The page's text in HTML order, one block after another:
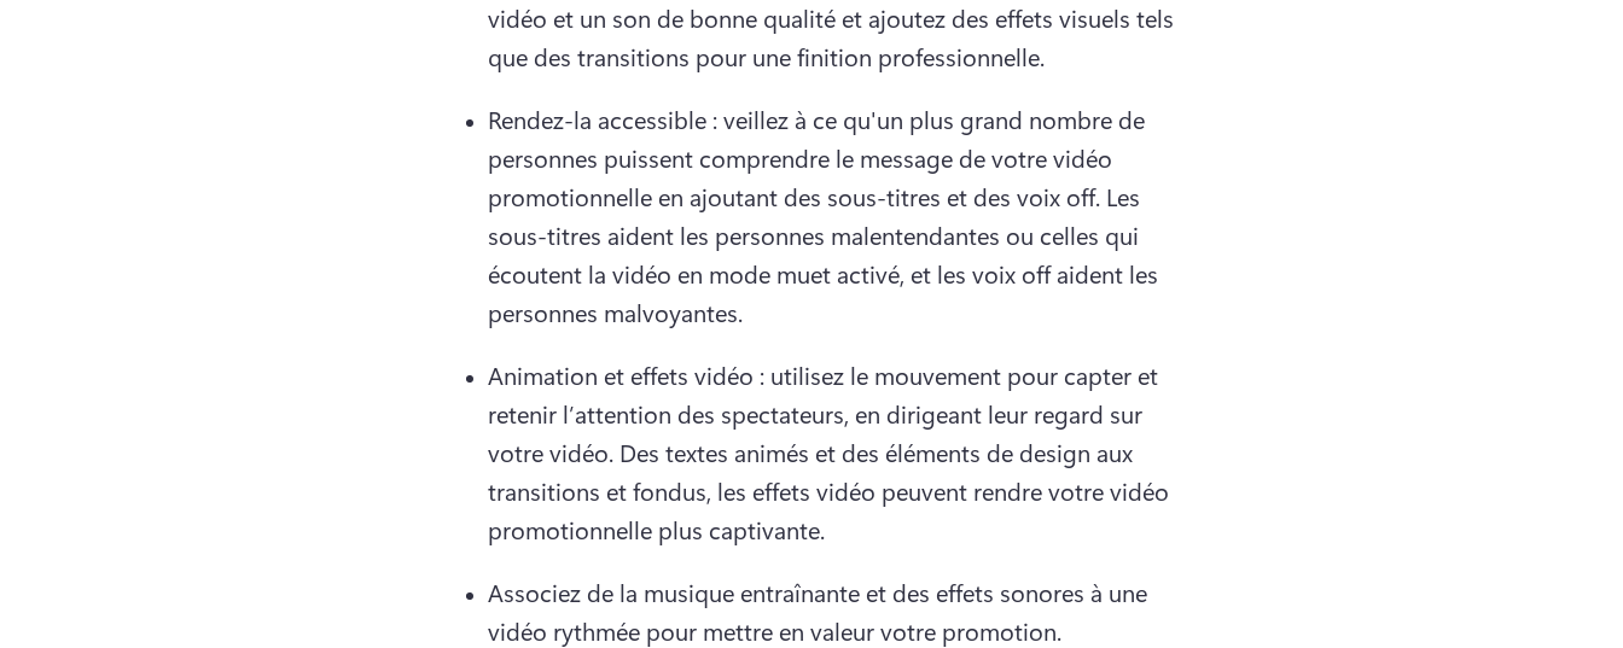
vidéo et un son de bonne qualité et ajoutez des effets visuels tels
que des transitions pour une finition professionnelle.
Rendez-la accessible : veillez à ce qu'un plus grand nombre de
personnes puissent comprendre le message de votre vidéo
promotionnelle en ajoutant des sous-titres et des voix off. Les
sous-titres aident les personnes malentendantes ou celles qui
écoutent la vidéo en mode muet activé, et les voix off aident les
personnes malvoyantes.
Animation et effets vidéo : utilisez le mouvement pour capter et
retenir l’attention des spectateurs, en dirigeant leur regard sur
votre vidéo. Des textes animés et des éléments de design aux
transitions et fondus, les effets vidéo peuvent rendre votre vidéo
promotionnelle plus captivante.
Associez de la musique entraînante et des effets sonores à une
vidéo rythmée pour mettre en valeur votre promotion.